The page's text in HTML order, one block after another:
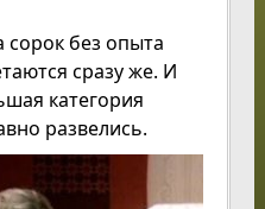
сорок без опыта
сразу же. И
категория
развелись.